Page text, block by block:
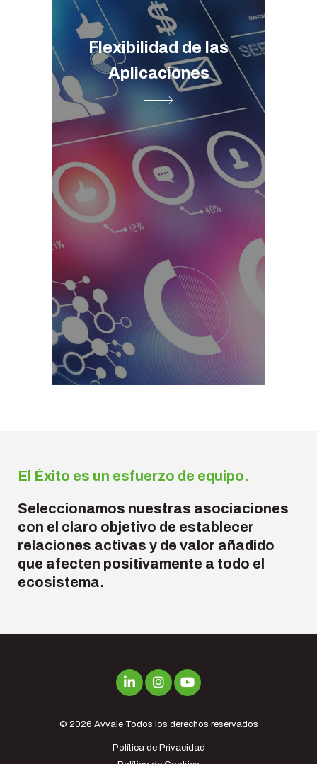
Flexibilidad de las
Aplicaciones
Gestión API e Integración
El Éxito es un esfuerzo de equipo.
Seleccionamos nuestras asociaciones
con el claro objetivo de establecer
relaciones activas y de valor añadido
que afecten positivamente a todo el
ecosistema.
© 2026 AvvaleTodos los derechos reservados
Política de Privacidad